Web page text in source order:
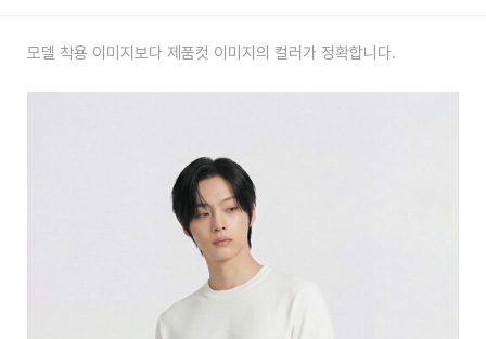
모델 착용 이미지보다 제품컷 이미지의 컬러가 정확합니다.